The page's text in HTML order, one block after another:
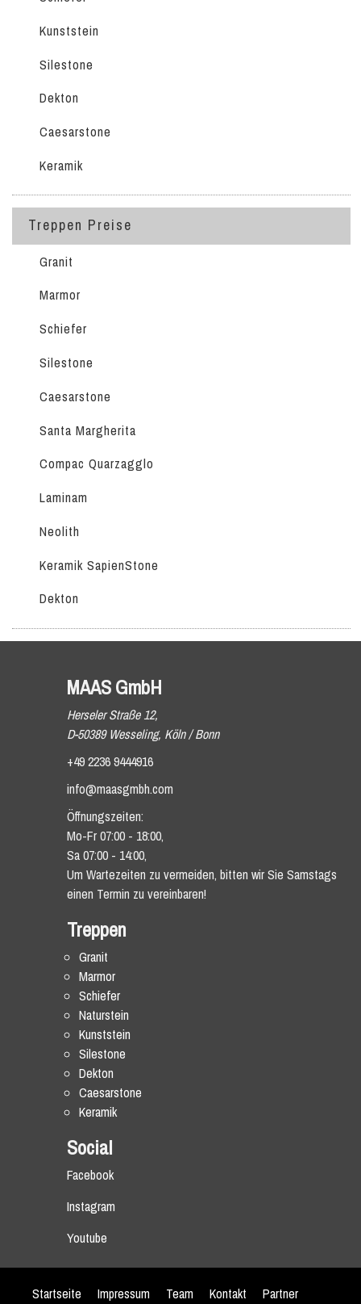
Kunststein
Silestone
Dekton
Caesarstone
Keramik
Treppen Preise
Granit
Marmor
Schiefer
Silestone
Caesarstone
Santa Margherita
Compac Quarzagglo
Laminam
Neolith
Keramik SapienStone
Dekton
MAAS GmbH
Herseler Straße 12,
D-50389 Wesseling, Köln / Bonn
+49 2236 9444916
info@maasgmbh.com
Öffnungszeiten:
Mo-Fr 07:00 - 18:00,
Sa 07:00 - 14:00,
Um Wartezeiten zu vermeiden, bitten wir Sie Samstags
einen Termin zu vereinbaren!
Treppen
Granit
Marmor
Schiefer
Naturstein
Kunststein
Silestone
Dekton
Caesarstone
Keramik
Social
Facebook
Instagram
Youtube
Startseite Impressum Team Kontakt Partner